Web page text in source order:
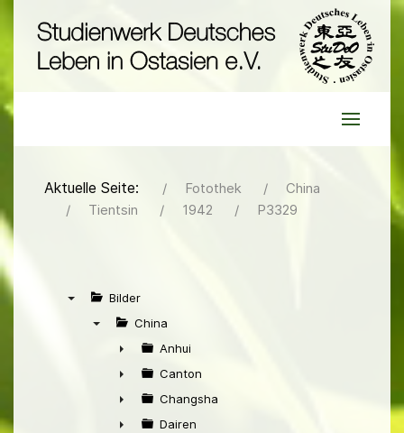
Aktuelle Seite: Fotothek
China
Tientsin
1942 P3329
Bilder
China
►
Anhui
►
Canton
►
Changsha
Dairen